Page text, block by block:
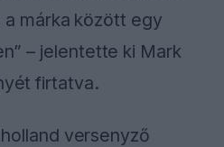
márka között egy
– jelentette ki Mark
firtatva.
versenyző